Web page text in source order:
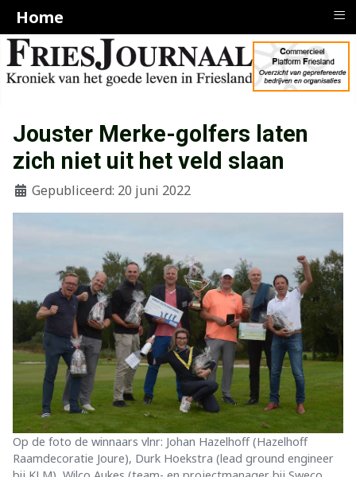
Jouster Merke-golfers laten
zich niet uit het veld slaan
Gepubliceerd: 20 juni 2022
Op de foto de winnaars vlnr: Johan Hazelhoff (Hazelhoff
Raamdecoratie Joure), Durk Hoekstra (lead ground engineer
Home ≡